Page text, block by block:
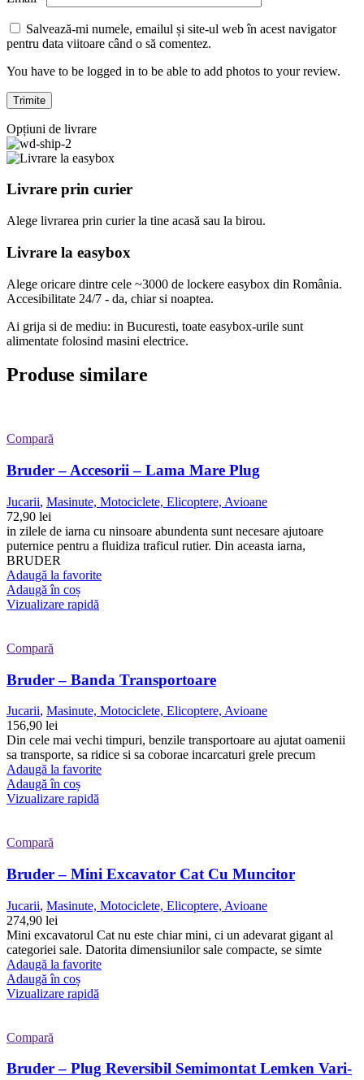
Salvează-mi numele, emailul și site-ul web în acest navigator
pentru data viitoare când o să comentez.
You have to be logged in to be able to add photos to your review.
Opțiuni de livrare
Livrare prin curier
Alege livrarea prin curierla tine acasă sau la birou.
Livrare la easybox
Alege oricare dintre cele ~3000 de lockere easybox din România.
Accesibilitate 24/7 - da, chiar si noaptea.
Ai grija si de mediu: in Bucuresti, toate easybox-urile sunt
alimentate folosind masini electrice.
Produse similare
Compară
Bruder – Accesorii – Lama Mare Plug
Jucarii, Masinute, Motociclete, Elicoptere, Avioane
72,90 lei
in zilele de iarna cu ninsoare abundenta sunt necesare ajutoare
puternice pentru a fluidiza traficul rutier. Din aceasta iarna,
BRUDER
Adaugă la favorite
Adaugă în coș
Vizualizare rapidă
Compară
Bruder – Banda Transportoare
Jucarii, Masinute, Motociclete, Elicoptere, Avioane
156,90 lei
Din cele mai vechi timpuri, benzile transportoare au ajutat oamenii
sa transporte, sa ridice si sa coborae incarcaturi grele precum
Adaugă la favorite
Adaugă în coș
Vizualizare rapidă
Compară
Bruder – Mini Excavator Cat Cu Muncitor
Jucarii, Masinute, Motociclete, Elicoptere, Avioane
274,90 lei
Mini excavatorul Cat nu este chiar mini, ci un adevarat gigant al
categoriei sale. Datorita dimensiunilor sale compacte, se simte
Adaugă la favorite
Adaugă în coș
Vizualizare rapidă
Compară
Bruder – Plug Reversibil Semimontat Lemken Vari-